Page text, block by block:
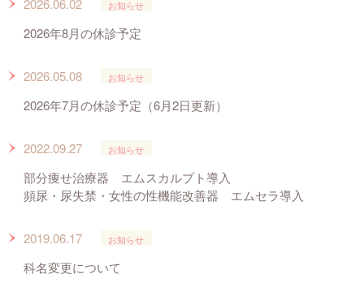
お知らせ
2026年8月の休診予定
2026.05.08 お知らせ
2026年7月の休診予定（6月2日更新）
2022.09.27 お知らせ
部分痩せ治療器 エムスカルプト導入
頻尿・尿失禁・女性の性機能改善器 エムセラ導入
2019.06.17 お知らせ
科名変更について